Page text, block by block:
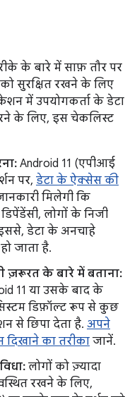
के बारे में साफ़ तौर पर
सुरक्षित रखने के लिए
में उपयोगकर्ता के डेटा
के लिए, इस चेकलिस्ट
Android 11 (एपीआई
पर, डेटा के ऐक्सेस की
मिलेगी कि
लोगों के निजी
डेटा के अनचाहे
जाता है.
के बारे में बताना:
11 या उसके बाद के
डिफ़ॉल्ट रूप से कुछ
से छिपा देता है. अपने
का तरीका जानें.
लोगों को ज़्यादा
रखने के लिए,